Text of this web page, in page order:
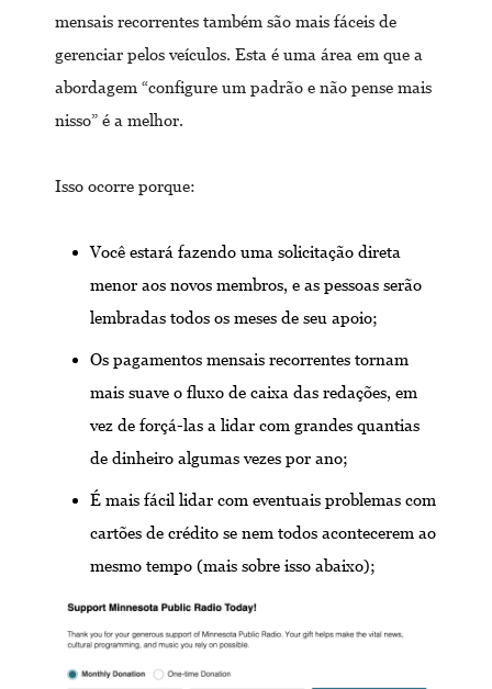
mensais recorrentes também são mais fáceis de
gerenciar pelos veículos. Esta é uma área em que a
abordagem “configure um padrão e não pense mais
nisso” é a melhor.
Isso ocorre porque:
Você estará fazendo uma solicitação direta
menor aos novos membros, e as pessoas serão
lembradas todos os meses de seu apoio;
Os pagamentos mensais recorrentes tornam
mais suave o fluxo de caixa das redações, em
vez de forçá-las a lidar com grandes quantias
de dinheiro algumas vezes por ano;
É mais fácil lidar com eventuais problemas com
cartões de crédito se nem todos acontecerem ao
mesmo tempo (mais sobre isso abaixo);